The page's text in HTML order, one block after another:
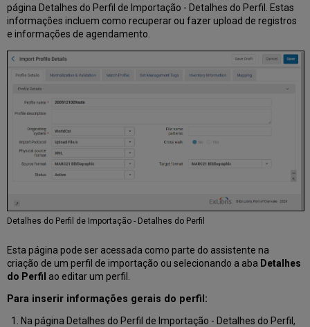
página Detalhes do Perfil de Importação - Detalhes do Perfil. Estas
informações incluem como recuperar ou fazer upload de registros
e informações de agendamento.
Detalhes do Perfil de Importação - Detalhes do Perfil
Esta página pode ser acessada como parte do assistente na
criação de um perfil de importação ou selecionando a aba Detalhes
do Perfil ao editar um perfil.
Para inserir informações gerais do perfil:
Na página Detalhes do Perfil de Importação - Detalhes do Perfil,